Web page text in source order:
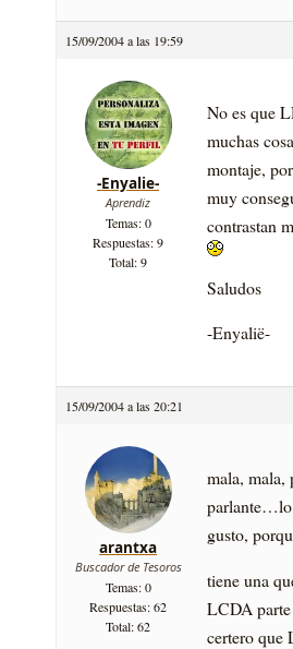
15/09/2004 a las 19:59
-Enyalie-
Aprendiz
Temas: 0
Respuestas: 9
Total: 9
No es que
muchas
montaje,
muy
contrastan
Saludos
-Enyalië-
15/09/2004 a las 20:21
arantxa
Buscador de Tesoros
Temas: 0
Respuestas: 62
Total: 62
mala, mala,
parlante…lo
gusto,
tiene una
LCDA
certero que